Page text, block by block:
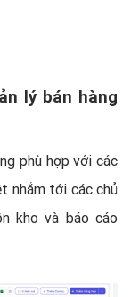
lý bán hàng
phù hợp với các
nhắm tới các chủ
kho và báo cáo